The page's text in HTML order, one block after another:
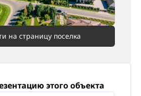
на страницу поселка
этого объекта